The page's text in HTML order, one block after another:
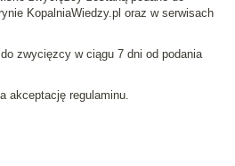
KopalniaWiedzy.pl oraz w serwisach
zwycięzcy w ciągu 7 dni od podania
akceptację regulaminu.